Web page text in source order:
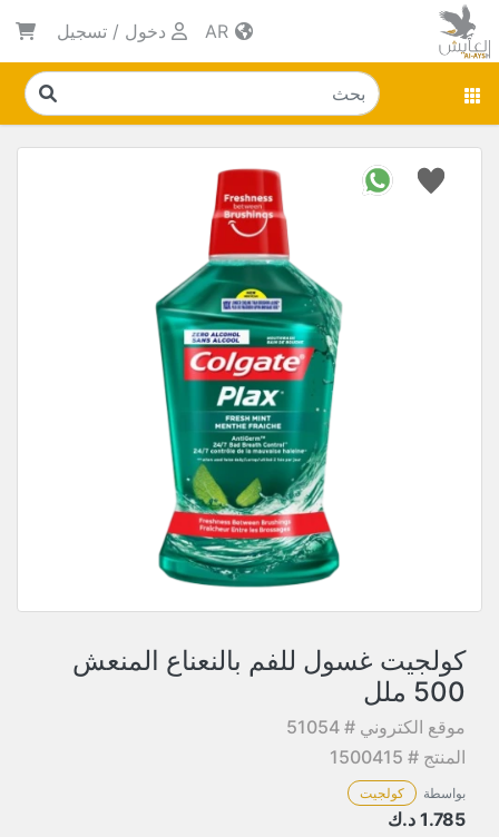
دخول / تسجيل
كولجيت غسول للفم بالنعناع المنعش
500 ملل
موقع الكتروني # 51054
المنتج # 1500415
بواسطة كولجيت
1.785 د.ك